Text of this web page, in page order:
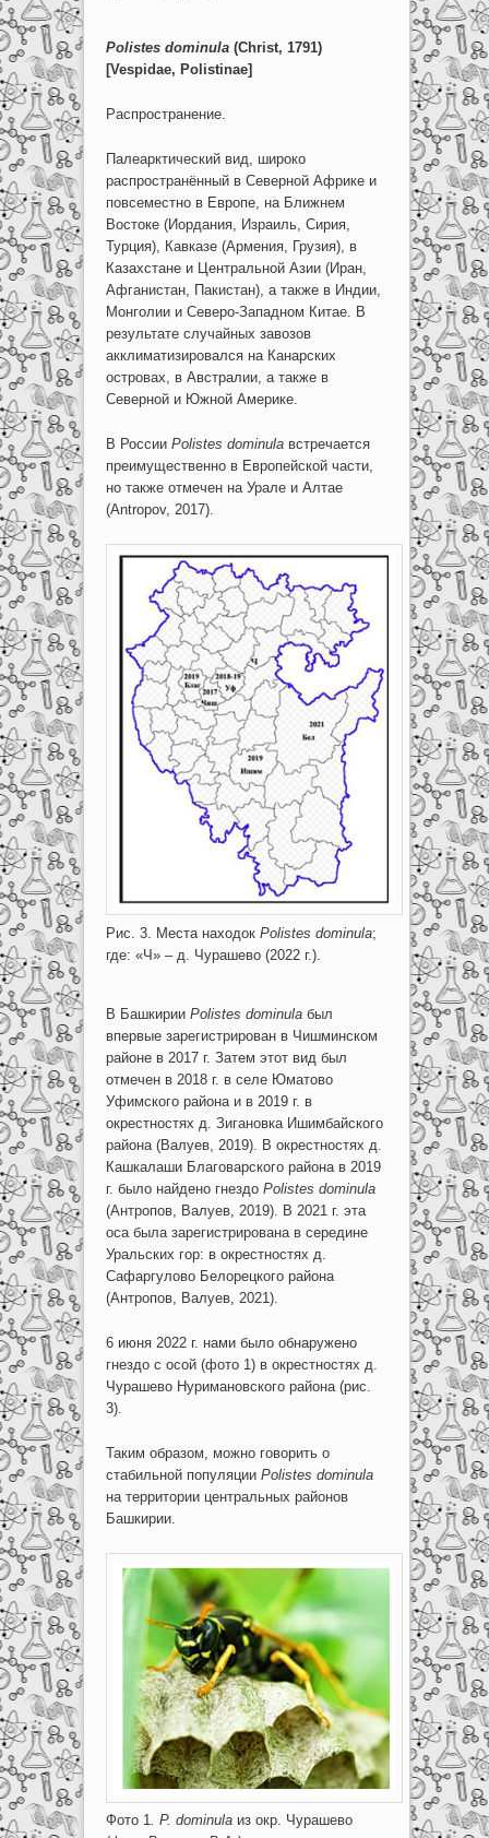
Polistes dominula (Christ, 1791)
[Vespidae, Polistinae]
Распространение.
Палеарктический вид, широко
распространённый в Северной Африке и
повсеместно в Европе, на Ближнем
Востоке (Иордания, Израиль, Сирия,
Турция), Кавказе (Армения, Грузия), в
Казахстане и Центральной Азии (Иран,
Афганистан, Пакистан), а также в Индии,
Монголии и Северо-Западном Китае. В
результате случайных завозов
акклиматизировался на Канарских
островах, в Австралии, а также в
Северной и Южной Америке.
В России Polistes dominulaвстречается
преимущественно в Европейской части,
но также отмечен на Урале и Алтае
(Antropov, 2017).
Рис. 3. Места находок Polistes dominula;
где: «Ч» – д. Чурашево (2022 г.).
В Башкирии Polistes dominulaбыл
впервые зарегистрирован в Чишминском
районе в 2017 г. Затем этот вид был
отмечен в 2018 г. в селе Юматово
Уфимского района и в 2019 г. в
окрестностях д. Зигановка Ишимбайского
района (Валуев, 2019). В окрестностях д.
Кашкалаши Благоварского района в 2019
г. было найдено гнездо Polistes dominula
(Антропов, Валуев, 2019). В 2021 г. эта
оса была зарегистрирована в середине
Уральских гор: в окрестностях д.
Сафаргулово Белорецкого района
(Антропов, Валуев, 2021).
6 июня 2022 г. нами было обнаружено
гнездо с осой (фото 1) в окрестностях д.
Чурашево Нуримановского района (рис.
3).
Таким образом, можно говорить о
стабильной популяции Polistes dominula
на территории центральных районов
Башкирии.
Фото 1 . P. dominulaиз окр. Чурашево